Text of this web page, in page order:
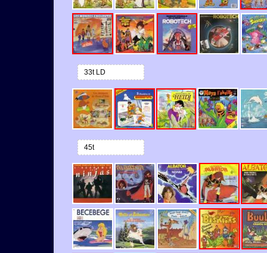
33t LD
45t